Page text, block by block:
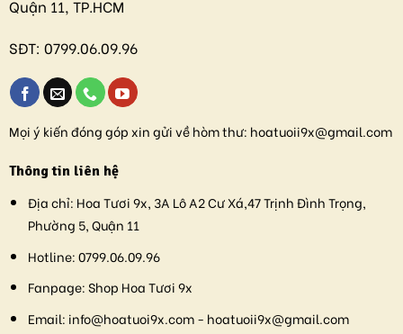
Quận 11, TP.HCM
SĐT: 0799.06.09.96
Mọi ý kiến đóng góp xin gửi về hòm thư: hoatuoii9x@gmail.com
Thông tin liên hệ
Địa chỉ: Hoa Tươi 9x, 3A Lô A2 Cư Xá,47 Trịnh Đình Trọng,
Phường 5, Quận 11
Hotline:0799.06.09.96
Fanpage:Shop Hoa Tươi 9x
Email: info@hoatuoi9x.com - hoatuoii9x@gmail.com